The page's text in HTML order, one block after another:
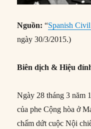
Nguồn: “Spanish
ngày 30/3/2015.)
Biên dịch & Hiệu
Ngày 28 tháng 3 năm
của phe Cộng hòa ở
chấm dứt cuộc Nội